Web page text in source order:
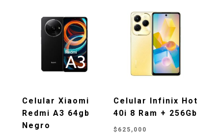
Celular Xiaomi
Redmi A3 64gb
Negro
Celular Infinix Hot
40i 8 Ram + 256Gb
$ 625,000